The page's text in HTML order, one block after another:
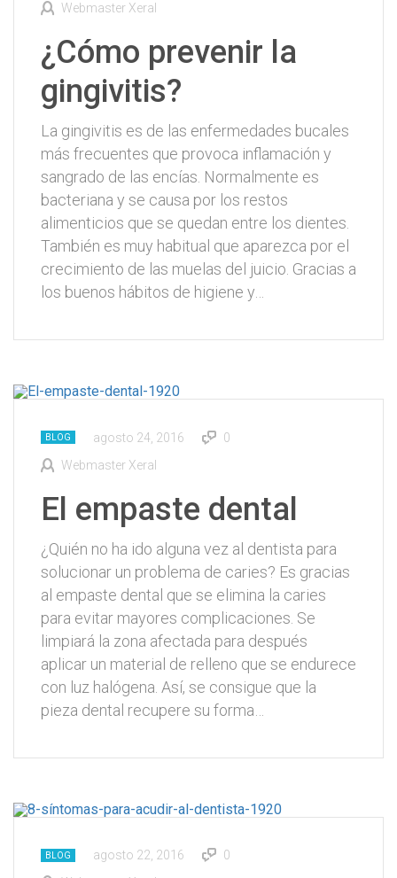
Webmaster Xeral
¿Cómo prevenir la
gingivitis?
La gingivitis es de las enfermedades bucales
más frecuentes que provoca inflamación y
sangrado de las encías. Normalmente es
bacteriana y se causa por los restos
alimenticios que se quedan entre los dientes.
También es muy habitual que aparezca por el
crecimiento de las muelas del juicio. Gracias a
los buenos hábitos de higiene y…
BLOG agosto 24, 2016
0
Webmaster Xeral
El empaste dental
¿Quién no ha ido alguna vez al dentista para
solucionar un problema de caries? Es gracias
al empaste dental que se elimina la caries
para evitar mayores complicaciones. Se
limpiará la zona afectada para después
aplicar un material de relleno que se endurece
con luz halógena. Así, se consigue que la
pieza dental recupere su forma…
BLOG agosto 22, 2016
0